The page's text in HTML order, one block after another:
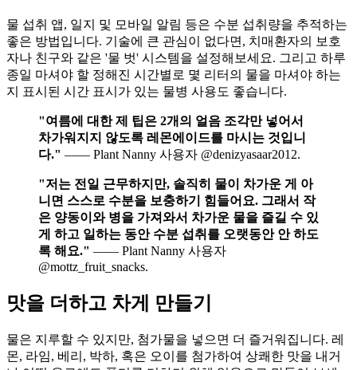
물 섭취 앱, 일지 및 모바일 알림 등은 수분 섭취량을 추적하는
좋은 방법입니다. 기술에 큰 관심이 없다면, 치매환자의 보호
자나 친구와 같은 '물 벗' 시스템을 설정해보세요. 그리고 하루
종일 마셔야 할 정해진 시간별로 몇 리터의 물을 마셔야 하는
지 표시된 시간 표시가 있는 물병 사용도 좋습니다.
"여름에 대한 제 팁은 2개의 얼음 조각만 넣어서
차가워지지 않도록 레몬에이드를 마시는 것입니
다." —— Plant Nanny 사용자 @denizyasaar2012.
"저는 전일 근무하지만, 솔직히 물이 차가운 게 아
니면 스스로 수분을 보충하기 힘들어요. 그래서 작
은 양동이와 병을 가져와서 차가운 물을 즐길 수 있
게 하고 일하는 동안 수분 섭취를 오랫동안 안 하도
록 해요." —— Plant Nanny 사용자
@mottz_fruit_snacks.
맛을 더하고 차게 만들기
물은 지루할 수 있지만, 첨가물을 넣으면 더 즐거워집니다. 레
몬, 라임, 베리, 박하, 혹은 오이를 첨가하여 상쾌한 맛을 내거